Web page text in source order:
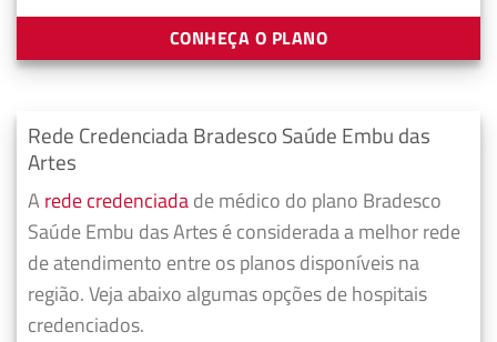
CONHEÇA O PLANO
Rede Credenciada Bradesco Saúde Embu das
Artes
A rede credenciadade médico do plano Bradesco
Saúde Embu das Artes é considerada a melhor rede
de atendimento entre os planos disponíveis na
região. Veja abaixo algumas opções de hospitais
credenciados.